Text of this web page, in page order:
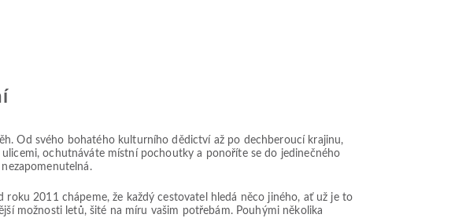
Od svého bohatého kulturního dědictví až po dechberoucí krajinu,
ochutnáváte místní pochoutky a ponoříte se do jedinečného
2011 chápeme, že každý cestovatel hledá něco jiného, ať už je to
možnosti letů, šité na míru vašim potřebám. Pouhými několika